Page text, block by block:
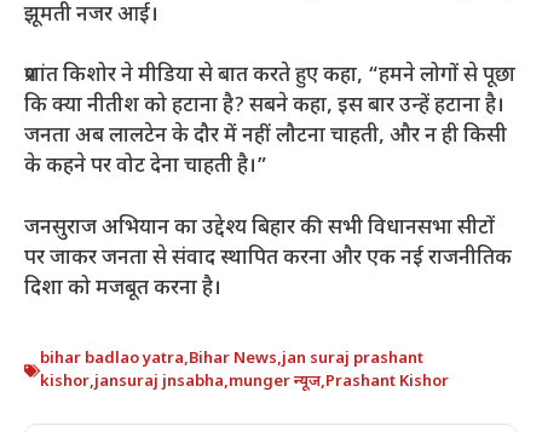
झूमती नजर आई।
प्रशांत किशोर ने मीडिया से बात करते हुए कहा, “हमने लोगों से पूछा
कि क्या नीतीश को हटाना है? सबने कहा, इस बार उन्हें हटाना है।
जनता अब लालटेन के दौर में नहीं लौटना चाहती, और न ही किसी
के कहने पर वोट देना चाहती है।”
जनसुराज अभियान का उद्देश्य बिहार की सभी विधानसभा सीटों
पर जाकर जनता से संवाद स्थापित करना और एक नई राजनीतिक
दिशा को मजबूत करना है।
bihar badlao yatra,Bihar News,jan suraj prashant
kishor,jansuraj jnsabha,munger न्यूज,Prashant Kishor